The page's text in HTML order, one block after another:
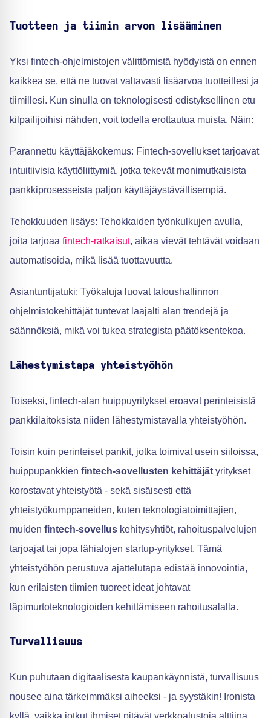
Tuotteen ja tiimin arvon lisääminen
Yksi fintech-ohjelmistojen välittömistä hyödyistä on ennen
kaikkea se, että ne tuovat valtavasti lisäarvoa tuotteillesi ja
tiimillesi. Kun sinulla on teknologisesti edistyksellinen etu
kilpailijoihisi nähden, voit todella erottautua muista. Näin:
Parannettu käyttäjäkokemus: Fintech-sovellukset tarjoavat
intuitiivisia käyttöliittymiä, jotka tekevät monimutkaisista
pankkiprosesseista paljon käyttäjäystävällisempiä.
Tehokkuuden lisäys: Tehokkaiden työnkulkujen avulla,
joita tarjoaa fintech-ratkaisut, aikaa vievät tehtävät voidaan
automatisoida, mikä lisää tuottavuutta.
Asiantuntijatuki: Työkaluja luovat taloushallinnon
ohjelmistokehittäjät tuntevat laajalti alan trendejä ja
säännöksiä, mikä voi tukea strategista päätöksentekoa.
Lähestymistapa yhteistyöhön
Toiseksi, fintech-alan huippuyritykset eroavat perinteisistä
pankkilaitoksista niiden lähestymistavalla yhteistyöhön.
Toisin kuin perinteiset pankit, jotka toimivat usein siiloissa,
huippupankkien fintech-sovellusten kehittäjät yritykset
korostavat yhteistyötä - sekä sisäisesti että
yhteistyökumppaneiden, kuten teknologiatoimittajien,
muiden fintech-sovellus kehitysyhtiöt, rahoituspalvelujen
tarjoajat tai jopa lähialojen startup-yritykset. Tämä
yhteistyöhön perustuva ajattelutapa edistää innovointia,
kun erilaisten tiimien tuoreet ideat johtavat
läpimurtoteknologioiden kehittämiseen rahoitusalalla.
Turvallisuus
Kun puhutaan digitaalisesta kaupankäynnistä, turvallisuus
nousee aina tärkeimmäksi aiheeksi - ja syystäkin! Ironista
kyllä, vaikka jotkut ihmiset pitävät verkkoalustoja alttiina